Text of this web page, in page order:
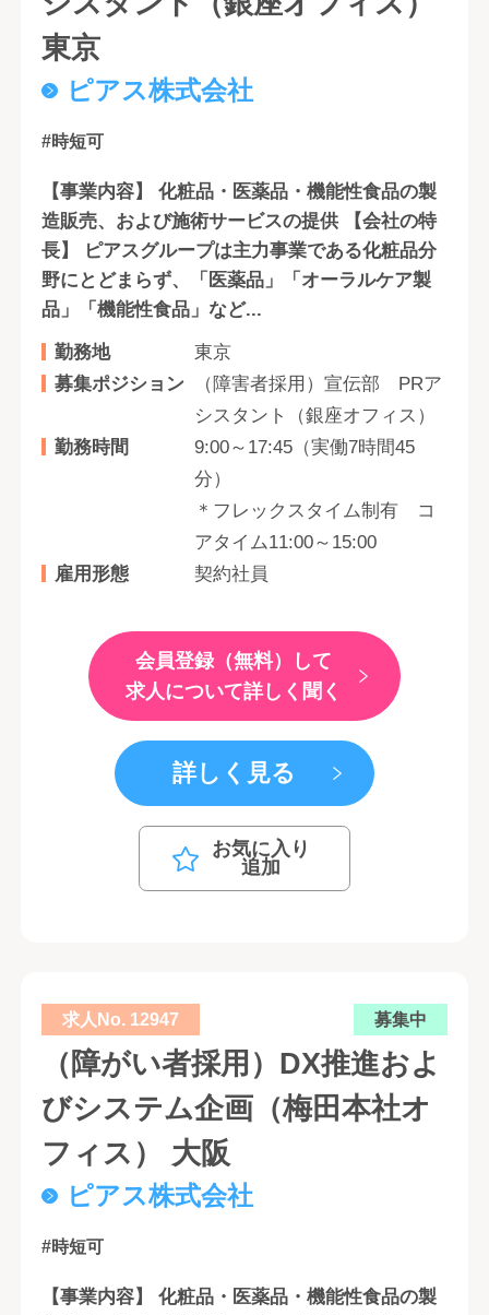
東京
ピアス株式会社
#時短可
【事業内容】 化粧品・医薬品・機能性食品の製
造販売、および施術サービスの提供 【会社の特
長】 ピアスグループは主力事業である化粧品分
野にとどまらず、「医薬品」「オーラルケア製
品」「機能性食品」など...
勤務地
東京
募集ポジション
（障害者採用）宣伝部 PRア
シスタント（銀座オフィス）
勤務時間
9:00～17:45（実働7時間45
分）
＊フレックスタイム制有 コ
アタイム11:00～15:00
雇用形態
契約社員
会員登録（無料）して
求人について詳しく聞く
詳しく見る
お気に入り
追加
求人No. 12947 募集中
（障がい者採用）DX推進およ
びシステム企画（梅田本社オ
フィス） 大阪
ピアス株式会社
#時短可
【事業内容】 化粧品・医薬品・機能性食品の製